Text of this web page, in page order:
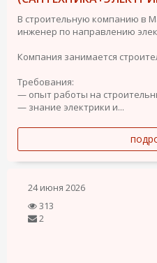
В строительную компанию в
инженер по направлению
Компания занимается
Требования:
— опыт работы на
— знание электрики и...
24 июня 2026
313
2